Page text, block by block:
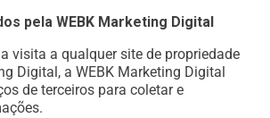
pela WEBK Marketing Digital
visita a qualquer site de propriedade
Digital, a WEBK Marketing Digital
de terceiros para coletar e